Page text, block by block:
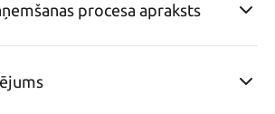
procesa apraksts